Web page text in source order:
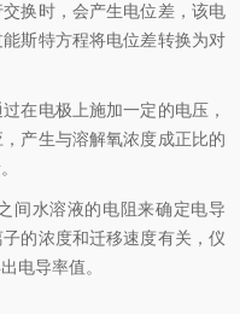
换时，会产生电位差，该电
斯特方程将电位差转换为对
在电极上施加一定的电压，
产生与溶解氧浓度成正比的
间水溶液的电阻来确定电导
的浓度和迁移速度有关，仪
电导率值。